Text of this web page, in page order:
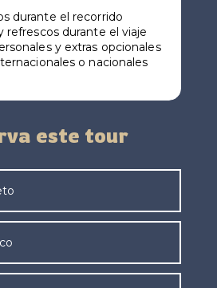
durante el recorrido
refrescos durante el viaje
y extras opcionales
o nacionales
este tour